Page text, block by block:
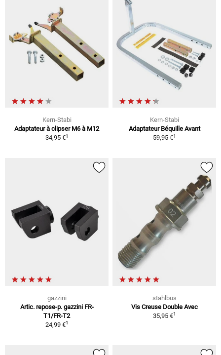
Kern-Stabi
Adaptateur à clipser M6 à M12
34,95 €1
Kern-Stabi
Adaptateur Béquille Avant
59,95 €1
gazzini
Artic. repose-p. gazzini FR-
T1/FR-T2
24,99 €1
stahlbus
Vis Creuse Double Avec
35,95 €1